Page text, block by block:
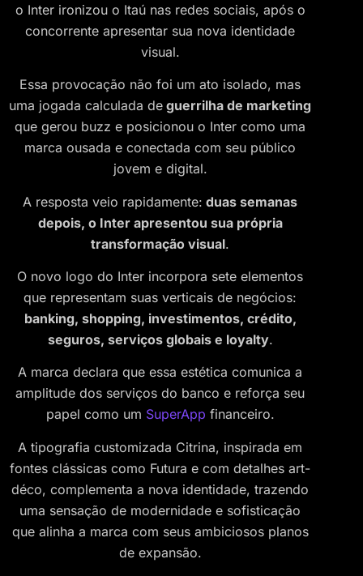
o Inter ironizou o Itaú nas redes sociais, após o
concorrente apresentar sua nova identidade
visual.
Essa provocação não foi um ato isolado, mas
uma jogada calculada de guerrilha de marketing
que gerou buzz e posicionou o Inter como uma
marca ousada e conectada com seu público
jovem e digital.
A resposta veio rapidamente: duas semanas
depois, o Inter apresentou sua própria
transformação visual.
O novo logo do Inter incorpora sete elementos
que representam suas verticais de negócios:
banking, shopping, investimentos, crédito,
seguros, serviços globais e loyalty.
A marca declara que essa estética comunica a
amplitude dos serviços do banco e reforça seu
papel como um SuperApp financeiro.
A tipografia customizada Citrina, inspirada em
fontes clássicas como Futura e com detalhes art-
déco, complementa a nova identidade, trazendo
uma sensação de modernidade e sofisticação
que alinha a marca com seus ambiciosos planos
de expansão.